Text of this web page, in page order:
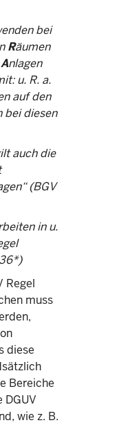
bei
Räumen
Anlagen
u. R. a.
auf den
bei diesen
auch die
(BGV
in u.
Regel
muss
diese
Bereiche
DGUV
wie z. B.